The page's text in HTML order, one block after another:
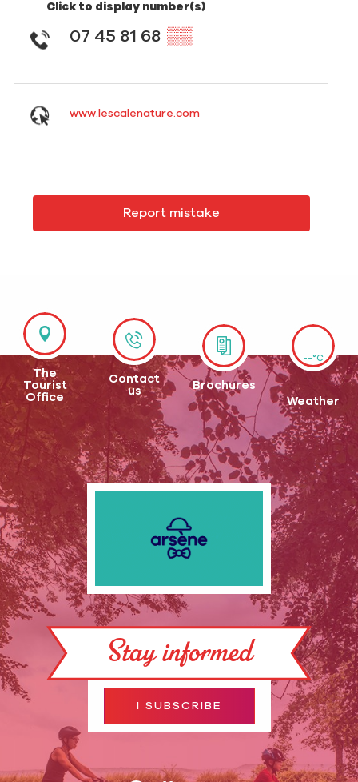
Click to display number(s)
07 45 81 68 ▒▒
www.lescalenature.com
Report mistake
The
Tourist
Office
Contact
us
Brochures
--°C
Weather
Stay informed
I SUBSCRIBE